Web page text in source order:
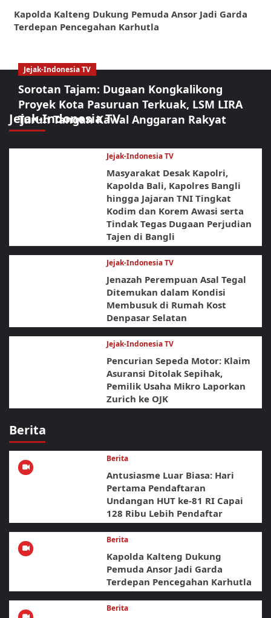
Kapolda Kalteng Dukung Pemuda Ansor Jadi Garda
Terdepan Pencegahan Karhutla
Jejak-Indonesia TV
Jejak-Indonesia TV
Sorotan Tajam: Dugaan Kongkalikong
Proyek Kota Pasuruan Terkuak, LSM LIRA
Turun Tangan Kawal Anggaran Rakyat
Jejak-Indonesia TV
Masyarakat Desak Kapolri,
Kapolda Bali, Kapolres Bangli
hingga Jajaran TNI Tingkat
Kodim dan Korem Awasi serta
Tindak Tegas Dugaan Perjudian
Tajen di Bangli
Jejak-Indonesia TV
Jenazah Perempuan Asal Tegal
Ditemukan dalam Kondisi
Membusuk di Rumah Kost
Denpasar Selatan
Jejak-Indonesia TV
Pencurian Sepeda Motor: Klaim
Asuransi Ditolak Sepihak,
Pemilik Usaha Mikro Laporkan
Zurich ke OJK
Berita
Berita
Antusiasme Luar Biasa: Hari
Pertama Pendaftaran
Undangan HUT ke-81 RI Capai
128 Ribu Lebih Pendaftar
Berita
Kapolda Kalteng Dukung
Pemuda Ansor Jadi Garda
Terdepan Pencegahan Karhutla
Berita